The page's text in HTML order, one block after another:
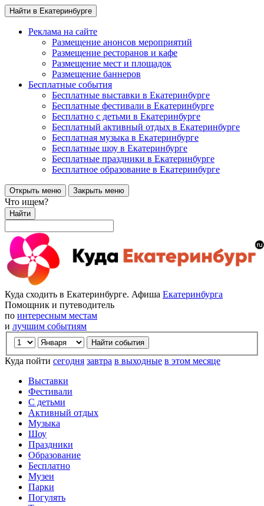
Найти в Екатеринбурге
Реклама на сайте
Размещение анонсов мероприятий
Размещение ресторанов и кафе
Размещение мест и площадок
Размещение баннеров
Бесплатные события
Бесплатные выставки в Екатеринбурге
Бесплатные фестивали в Екатеринбурге
Бесплатно с детьми в Екатеринбурге
Бесплатный активный отдых в Екатеринбурге
Бесплатная музыка в Екатеринбурге
Бесплатные шоу в Екатеринбурге
Бесплатные праздники в Екатеринбурге
Бесплатное образование в Екатеринбурге
Открыть меню Закрыть меню
Что ищем?
Найти
Куда сходить в Екатеринбурге. Афиша Екатеринбурга
Помощник и путеводитель
по интересным местам
и лучшим событиям
Куда пойти сегодня завтра в выходные в этом месяце
Выставки
Фестивали
С детьми
Активный отдых
Музыка
Шоу
Праздники
Образование
Бесплатно
Музеи
Парки
Погулять